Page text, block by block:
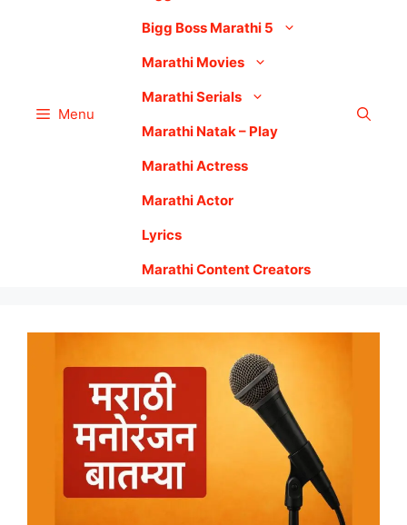
Menu
Bigg Boss Marathi 5
Marathi Movies
Marathi Serials
Marathi Natak – Play
Marathi Actress
Marathi Actor
Lyrics
Marathi Content Creators